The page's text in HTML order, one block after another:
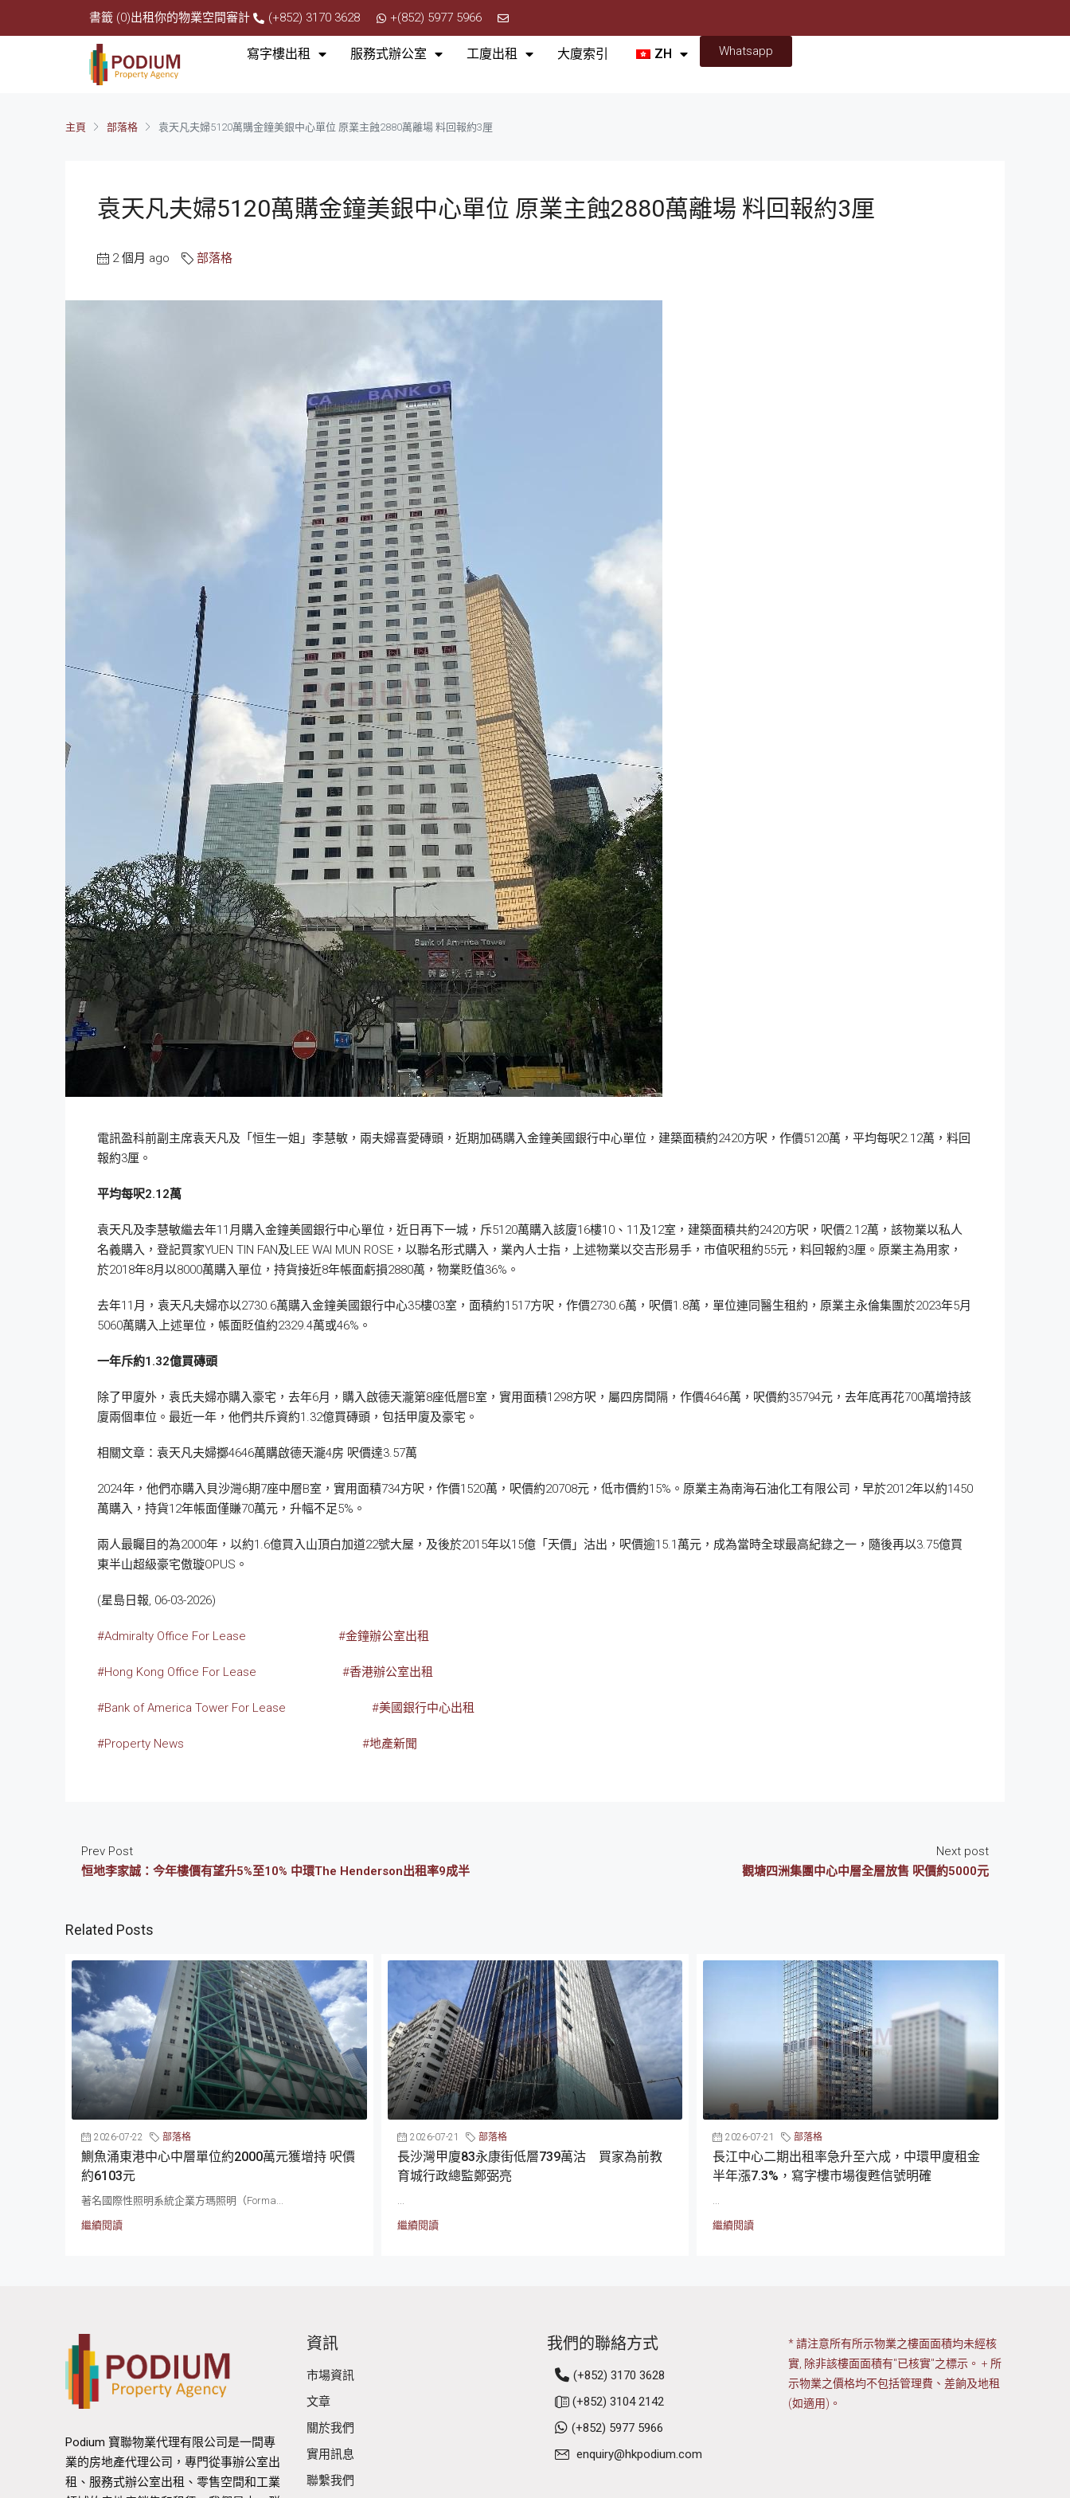
書籤 (0)出租你的物業空間審計 (+852) 3170 3628 +(852) 5977 5966
寫字樓出租 服務式辦公室 工廈出租 大廈索引 ZH Whatsapp
主頁 部落格 袁天凡夫婦5120萬購金鐘美銀中心單位 原業主蝕2880萬離場 料回報約3厘
袁天凡夫婦5120萬購金鐘美銀中心單位 原業主蝕2880萬離場 料回報約3厘
2 個月 ago 部落格
電訊盈科前副主席袁天凡及「恒生一姐」李慧敏，兩夫婦喜愛磚頭，近期加碼購入金鐘美國銀行中心單位，建築面積約2420方呎，作價5120萬，平均每呎2.12萬，料回
報約3厘。
平均每呎2.12萬
袁天凡及李慧敏繼去年11月購入金鐘美國銀行中心單位，近日再下一城，斥5120萬購入該廈16樓10、11及12室，建築面積共約2420方呎，呎價2.12萬，該物業以私人
名義購入，登記買家YUEN TIN FAN及LEE WAI MUN ROSE，以聯名形式購入，業內人士指，上述物業以交吉形易手，市值呎租約55元，料回報約3厘。原業主為用家，
於2018年8月以8000萬購入單位，持貨接近8年帳面虧損2880萬，物業貶值36%。
去年11月，袁天凡夫婦亦以2730.6萬購入金鐘美國銀行中心35樓03室，面積約1517方呎，作價2730.6萬，呎價1.8萬，單位連同醫生租約，原業主永倫集團於2023年5月
5060萬購入上述單位，帳面貶值約2329.4萬或46%。
一年斥約1.32億買磚頭
除了甲廈外，袁氏夫婦亦購入豪宅，去年6月，購入啟德天瀧第8座低層B室，實用面積1298方呎，屬四房間隔，作價4646萬，呎價約35794元，去年底再花700萬增持該
廈兩個車位。最近一年，他們共斥資約1.32億買磚頭，包括甲廈及豪宅。
相關文章：袁天凡夫婦擲4646萬購啟德天瀧4房 呎價達3.57萬
2024年，他們亦購入貝沙灣6期7座中層B室，實用面積734方呎，作價1520萬，呎價約20708元，低市價約15%。原業主為南海石油化工有限公司，早於2012年以約1450
萬購入，持貨12年帳面僅賺70萬元，升幅不足5%。
兩人最矚目的為2000年，以約1.6億買入山頂白加道22號大屋，及後於2015年以15億「天價」沽出，呎價逾15.1萬元，成為當時全球最高紀錄之一，隨後再以3.75億買
東半山超級豪宅傲璇OPUS。
(星島日報, 06-03-2026)
#Admiralty Office For Lease #金鐘辦公室出租
#Hong Kong Office For Lease #香港辦公室出租
#Bank of America Tower For Lease #美國銀行中心出租
#Property News #地產新聞
Prev Post
恒地李家誠：今年樓價有望升5%至10% 中環The Henderson出租率9成半
Next post
觀塘四洲集團中心中層全層放售 呎價約5000元
Related Posts
2026-07-22 部落格
鰂魚涌東港中心中層單位約2000萬元獲增持 呎價
約6103元
著名國際性照明系統企業方瑪照明（Forma...
繼續閱讀
2026-07-21 部落格
長沙灣甲廈83永康街低層739萬沽 買家為前教
育城行政總監鄭弼亮
繼續閱讀
2026-07-21 部落格
長江中心二期出租率急升至六成，中環甲廈租金
半年漲7.3%，寫字樓市場復甦信號明確
繼續閱讀
Podium 寶聯物業代理有限公司是一間專
業的房地產代理公司，專門從事辦公室出
租、服務式辦公室出租、零售空間和工業
資訊
市場資訊
文章
關於我們
實用訊息
聯繫我們
我們的聯絡方式
(+852) 3170 3628
(+852) 3104 2142
(+852) 5977 5966
enquiry@hkpodium.com
* 請注意所有所示物業之樓面面積均未經核
實, 除非該樓面面積有"已核實"之標示。 + 所
示物業之價格均不包括管理費、差餉及地租
(如適用)。